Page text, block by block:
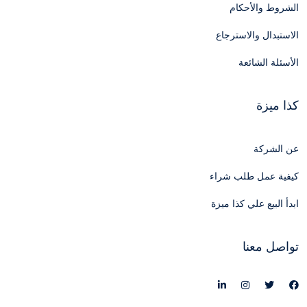
الشروط والأحكام
الاستبدال والاسترجاع
الأسئلة الشائعة
كذا ميزة
عن الشركة
كيفية عمل طلب شراء
ابدأ البيع علي كذا ميزة
تواصل معنا